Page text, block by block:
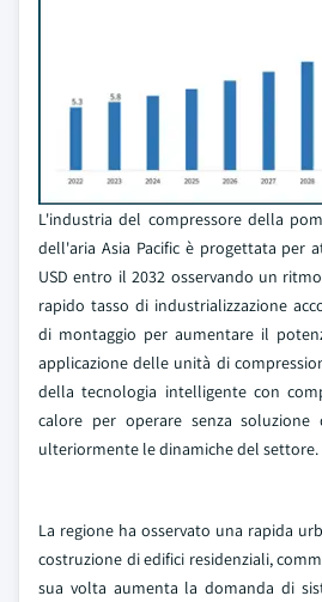
L'industria del compressore della
dell'aria Asia Pacific è progettata per
USD entro il 2032 osservando un
rapido tasso di industrializzazione
di montaggio per aumentare il
applicazione delle unità di
della tecnologia intelligente con
calore per operare senza
ulteriormente le dinamiche del settore.
La regione ha osservato una rapida
costruzione di edifici residenziali,
sua volta aumenta la domanda di